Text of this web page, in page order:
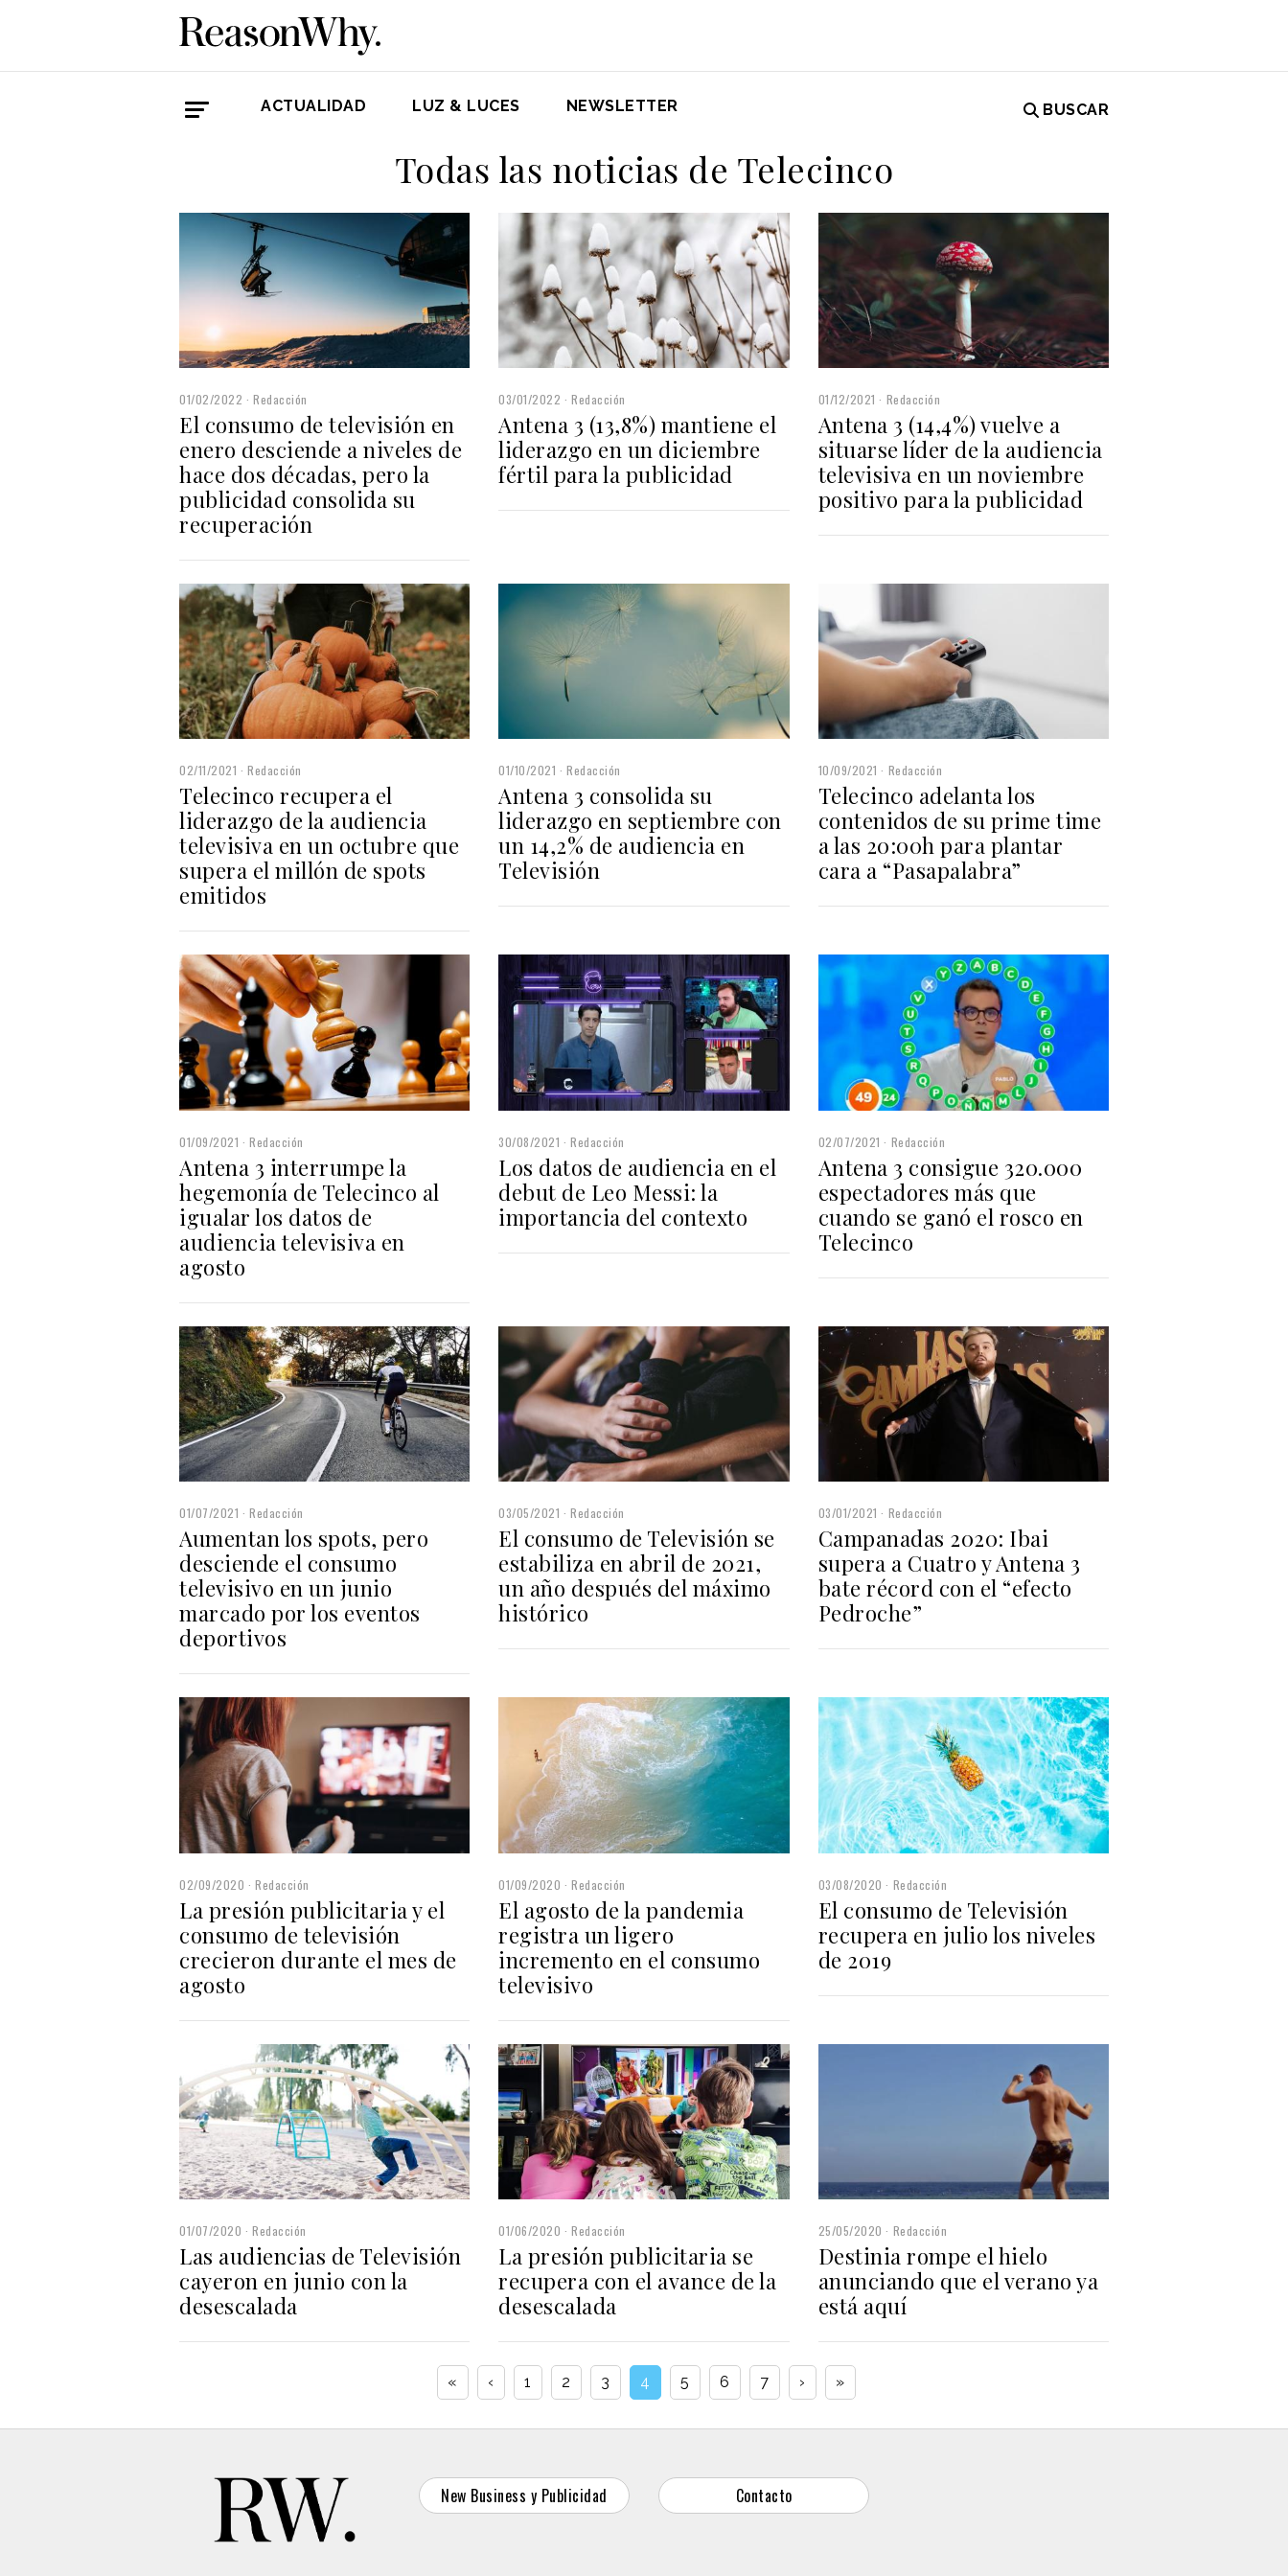
ACTUALIDAD LUZ & LUCES NEWSLETTER BUSCAR
Todas las noticias de Telecinco
01/02/2022 Redacción
El consumo de televisión en
enero desciende a niveles de
hace dos décadas, pero la
publicidad consolida su
recuperación
03/01/2022 Redacción
Antena 3 (13,8%) mantiene el
liderazgo en un diciembre
fértil para la publicidad
01/12/2021 Redacción
Antena 3 (14,4%) vuelve a
situarse líder de la audiencia
televisiva en un noviembre
positivo para la publicidad
02/11/2021 Redacción
Telecinco recupera el
liderazgo de la audiencia
televisiva en un octubre que
supera el millón de spots
emitidos
01/10/2021 Redacción
Antena 3 consolida su
liderazgo en septiembre con
un 14,2% de audiencia en
Televisión
10/09/2021 Redacción
Telecinco adelanta los
contenidos de su prime time
a las 20:00h para plantar
cara a “Pasapalabra”
01/09/2021 Redacción
Antena 3 interrumpe la
hegemonía de Telecinco al
igualar los datos de
audiencia televisiva en
agosto
30/08/2021 Redacción
Los datos de audiencia en el
debut de Leo Messi: la
importancia del contexto
02/07/2021 Redacción
Antena 3 consigue 320.000
espectadores más que
cuando se ganó el rosco en
Telecinco
01/07/2021 Redacción
Aumentan los spots, pero
desciende el consumo
televisivo en un junio
marcado por los eventos
deportivos
03/05/2021 Redacción
El consumo de Televisión se
estabiliza en abril de 2021,
un año después del máximo
histórico
03/01/2021 Redacción
Campanadas 2020: Ibai
supera a Cuatro y Antena 3
bate récord con el “efecto
Pedroche”
02/09/2020 Redacción
La presión publicitaria y el
consumo de televisión
crecieron durante el mes de
agosto
01/09/2020 Redacción
El agosto de la pandemia
registra un ligero
incremento en el consumo
televisivo
03/08/2020 Redacción
El consumo de Televisión
recupera en julio los niveles
de 2019
01/07/2020 Redacción
Las audiencias de Televisión
cayeron en junio con la
desescalada
01/06/2020 Redacción
La presión publicitaria se
recupera con el avance de la
desescalada
25/05/2020 Redacción
Destinia rompe el hielo
anunciando que el verano ya
está aquí
« ‹ 1 2 3 4 5 6 7 › »
New Business y Publicidad Contacto